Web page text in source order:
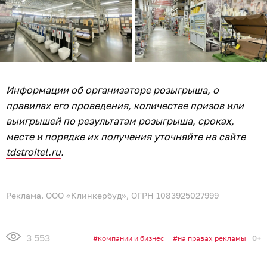
Информации об организаторе розыгрыша, о
правилах его проведения, количестве призов или
выигрышей по результатам розыгрыша, сроках,
месте и порядке их получения уточняйте на сайте
tdstroitel.ru.
Реклама. ООО «Клинкербуд», ОГРН 1083925027999
3 553 компании и бизнес на правах рекламы 0+